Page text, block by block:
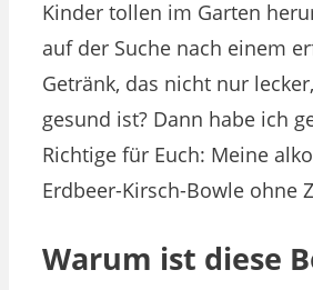
Kinder tollen im Garten
auf der Suche nach einem
Getränk, das nicht nur
gesund ist? Dann habe ich
Richtige für Euch: Meine
Erdbeer-Kirsch-Bowle ohne
Warum ist diese